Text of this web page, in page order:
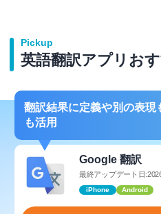
Pickup
英語翻訳アプリお
翻訳結果に定義や別の表現
も活用
Google 翻訳
最終アップデート日
iPhone Android